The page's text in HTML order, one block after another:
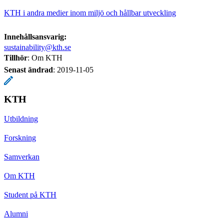
KTH i andra medier inom miljö och hållbar utveckling
Innehållsansvarig:
sustainability@kth.se
Tillhör: Om KTH
Senast ändrad: 2019-11-05
KTH
Utbildning
Forskning
Samverkan
Om KTH
Student på KTH
Alumni